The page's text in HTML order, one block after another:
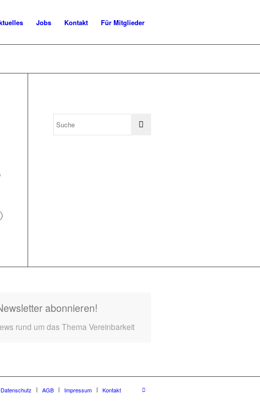
Jobs Kontakt Für Mitglieder
abonnieren!
rund um das Thema Vereinbarkeit
Datenschutz AGB Impressum Kontakt